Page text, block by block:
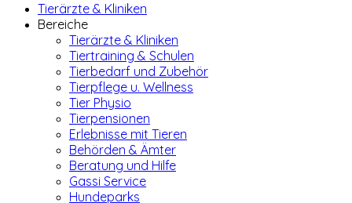
Tierärzte & Kliniken
Bereiche
Tierärzte & Kliniken
Tiertraining & Schulen
Tierbedarf und Zubehör
Tierpflege u. Wellness
Tier Physio
Tierpensionen
Erlebnisse mit Tieren
Behörden & Ämter
Beratung und Hilfe
Gassi Service
Hundeparks